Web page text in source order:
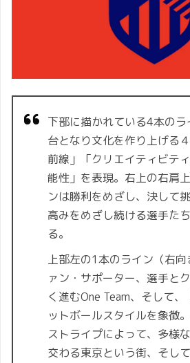
下部に描かれている4本の
台となり文化を作り上げる
前線」「クリエイティビテ
能性」を表現。右上の右肩
ンは勝利をめざし、決して
高みをめざし続ける選手た
る。
上部左の1本のライン（右
ァン・サポーター、選手と
く進むOne Team、そして
ットボールスタイルを象徴
ストライプによって、多様
交わる東京という街、そし